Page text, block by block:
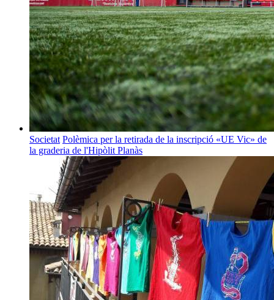
Societat Polèmica per la retirada de la inscripció «UE Vic» de
la graderia de l'Hipòlit Planàs